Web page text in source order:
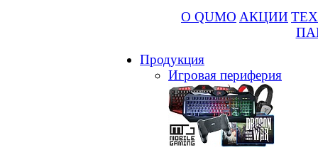
О QUMO АКЦИИ
Продукция
Игровая периферия